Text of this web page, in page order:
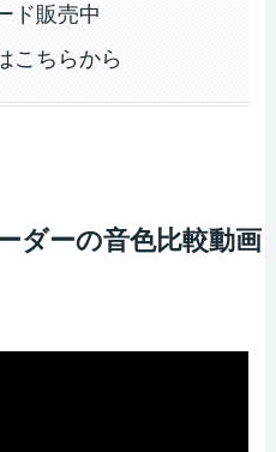
ド販売中
こちらから
ダーの音色比較動画